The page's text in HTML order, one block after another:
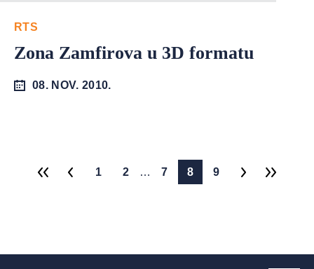
RTS
Zona Zamfirova u 3D formatu
08. NOV. 2010.
1 2 … 7 8 9